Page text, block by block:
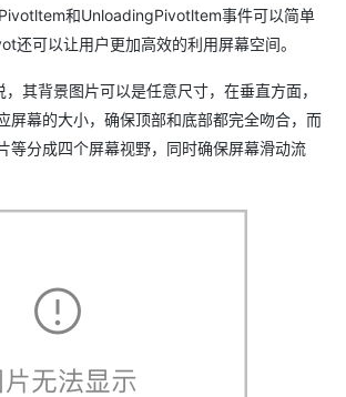
和UnloadingPivotltem事件可以简单
还可以让用户更加高效的利用屏幕空间。
其背景图片可以是任意尺寸，在垂直方面，
屏幕的大小，确保顶部和底部都完全吻合，而
等分成四个屏幕视野，同时确保屏幕滑动流